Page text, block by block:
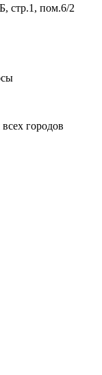
стр.1, пом.6/2
городов